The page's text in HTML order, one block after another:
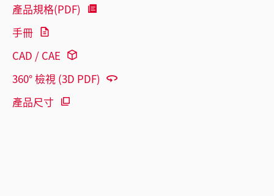
產品規格(PDF)
手冊
CAD / CAE
360° 檢視 (3D PDF)
產品尺寸